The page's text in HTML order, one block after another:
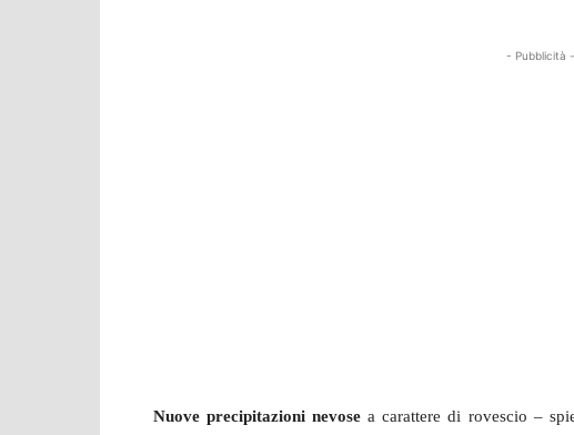
- Pubblicità -
Nuove precipitazioni nevose a carattere di rovescio –